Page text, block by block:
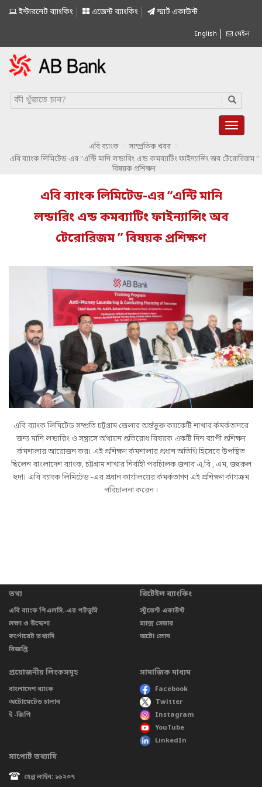
ইন্টারনেট ব্যাংকিং এজেন্ট ব্যাংকিং স্মাৰ্ট একাউন্ট
English মেইল
এবি ব্যাংক সাম্প্রতিক খবর
এবি ব্যাংক লিমিটেড-এর “এন্টি মানি লন্ডারিং এন্ড কমব্যাটিং ফাইন্যান্সিং অব টেরোরিজম ”
বিষয়ক প্রশিক্ষণ
এবি ব্যাংক লিমিটেড-এর “এন্টি মানি
লন্ডারিং এন্ড কমব্যাটিং ফাইন্যান্সিং অব
টেরোরিজম ” বিষয়ক প্রশিক্ষণ
এবি ব্যাংক লিমিটেড সম্প্রতি চট্টগ্রাম জেলার অর্ন্তভুক্ত কয়কেটি শাখার র্কমর্কতাদরে
জন্য মানি লন্ডারিং ও সন্ত্রাসে র্অথায়ন প্রতিরোধ বিষয়ক একটি দিন ব্যাপী প্রশিক্ষণ
র্কমশালার আয়োজন কর। এই প্রশিক্ষণ র্কমশালার প্রধান অতিথি হিসেবে উপস্থিত
ছিলেন বাংলাদেশ ব্যাংক, চট্টগ্রাম শাখার নির্বাহী পরচিালক জনাব এ,বি , এম, জহুরুল
হুদা। এবি ব্যাংক লিমিটেড -এর প্রধান কার্যালয়ের র্কমর্কতাগণ এই প্রশিক্ষণ র্কাযক্রম
পরিচালনা করেন ।
তথ্য
এবি ব্যাংক পিএলসি.-এর পটভূমি
লক্ষ্য ও উদ্দেশ্য
কর্পোরেট তথ্যাদি
বিজ্ঞপ্তি
রিটেইল ব্যাংকিং
স্টুডেন্ট একাউন্ট
ম্যাক্স সেভার
অটো লোন
প্রয়োজনীয় লিংকসমূহ
বাংলাদেশ ব্যাংক
অটোমেটেড চালান
ই -জিপি
সামাজিক মাধ্যম
Facebook
Twitter
Instagram
YouTube
LinkedIn
সাপোর্ট তথ্যাদি
হেল্প লাইন: ১৬২০৭